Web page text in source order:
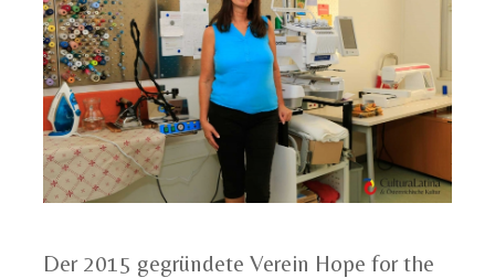
Der 2015 gegründete Verein Hope for the